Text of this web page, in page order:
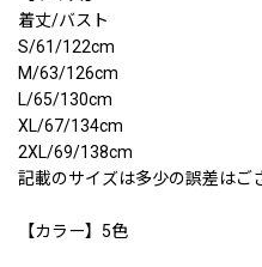
着丈/バスト
S/61/122cm
M/63/126cm
L/65/130cm
XL/67/134cm
2XL/69/138cm
記載のサイズは多少の誤差はご
【カラー】5色